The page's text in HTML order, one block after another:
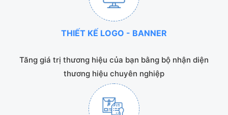
THIẾT KẾ LOGO - BANNER
Tăng giá trị thương hiệu của bạn bằng bộ nhận diện
thương hiệu chuyên nghiệp